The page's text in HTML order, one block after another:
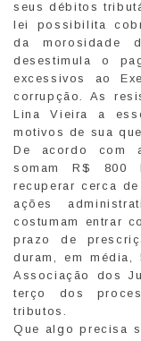
seus débitos
lei possibilita
da morosidade
desestimula o
excessivos ao
corrupção. As
Lina Vieira a
motivos de sua
De acordo com
somam R$ 800
recuperar cerca
ações
costumam entrar
prazo de
duram, em média,
Associação dos
terço dos
tributos.
Que algo precisa